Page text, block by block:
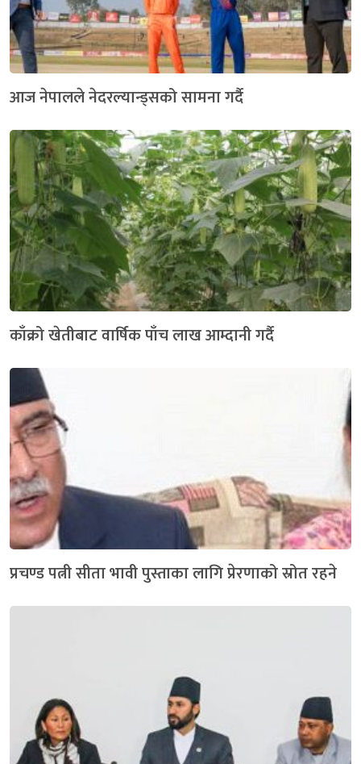
आज नेपालले नेदरल्यान्ड्सको सामना गर्दै
काँक्रो खेतीबाट वार्षिक पाँच लाख आम्दानी गर्दै
प्रचण्ड पत्नी सीता भावी पुस्ताका लागि प्रेरणाको स्रोत रहने